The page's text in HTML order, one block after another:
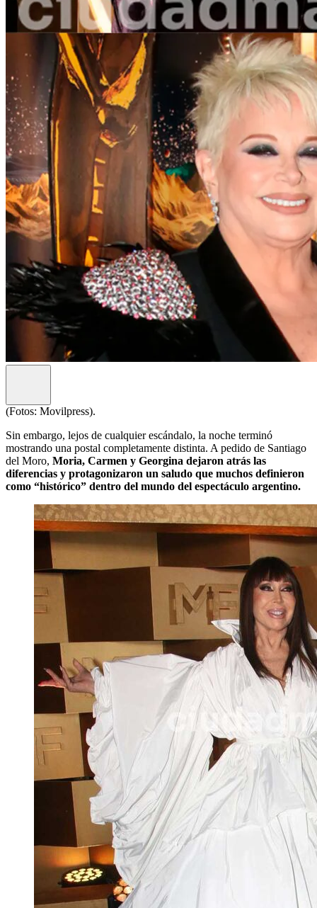
(Fotos: Movilpress).
Sin embargo, lejos de cualquier escándalo, la noche terminó
mostrando una postal completamente distinta. A pedido de Santiago
del Moro, Moria, Carmen y Georgina dejaron atrás las
diferencias y protagonizaron un saludo que muchos definieron
como “histórico” dentro del mundo del espectáculo argentino.